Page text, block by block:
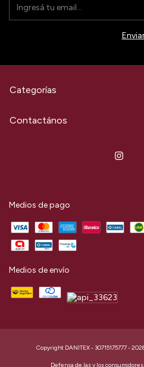
Categorías
Contactános
Medios de pago
Medios de envío
Copyright DANITEX - 30715175777 -
Defensa de las y los